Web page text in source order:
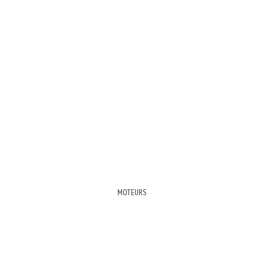
MOTEURS